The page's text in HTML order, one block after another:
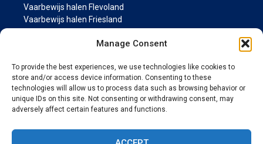
Manage Consent
To provide the best experiences, we use technologies like cookies to
store and/or access device information. Consenting to these
technologies will allow us to process data such as browsing behavior or
unique IDs on this site. Not consenting or withdrawing consent, may
adversely affect certain features and functions.
Vaarbewijs halen Flevoland
Vaarbewijs halen Friesland
Vaarbewijs halen Groningen
Vaarbewijs halen Gelderland
Vaarbewijs halen Noord-Brabant
Vaarbewijs halen Noord Holland
Vaarbewijs halen Overijssel
Vaarbewijs halen Utrecht
Vaarbewijs halen Zuid Holland